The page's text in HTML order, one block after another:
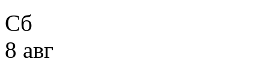
Сб
8 авг